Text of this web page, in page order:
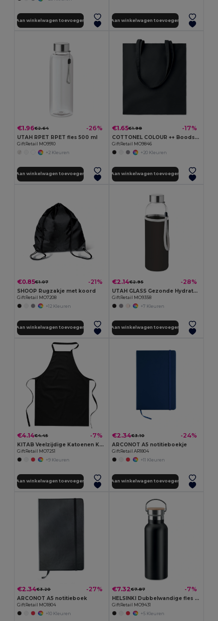
Aan winkelwagen toevoegen Aan winkelwagen toevoegen
€1.96€2.64 -26%
UTAH RPET RPET fles 500 ml
GiftRetail MO9910
+2 Kleuren
Aan winkelwagen toevoegen
€1.65€1.98 -17%
COTTONEL COLOUR ++ Boodschappentas 180 g/m² MO9846-
GiftRetail MO9846
+20 Kleuren
Aan winkelwagen toevoegen
€0.85€1.07 -21%
SHOOP Rugzakje met koord
GiftRetail MO7208
+12 Kleuren
Aan winkelwagen toevoegen
€2.14€2.95 -28%
UTAH GLASS Gezonde Hydratatie Glazen Fles 500ml
GiftRetail MO9358
+7 Kleuren
Aan winkelwagen toevoegen
€4.14€4.45 -7%
KITAB Veelzijdige Katoenen Keukenschort voor Dagelijks Gebruik
GiftRetail MO7251
+9 Kleuren
Aan winkelwagen toevoegen
€2.34€3.10 -24%
ARCONOT A5 notitieboekje
GiftRetail AR1804
+11 Kleuren
Aan winkelwagen toevoegen
€2.34€3.20 -27%
ARCONOT A5 notitieboek
GiftRetail MO1804
+10 Kleuren
€7.32€7.87 -7%
HELSINKI Dubbelwandige fles 500ml
GiftRetail MO9431
+5 Kleuren